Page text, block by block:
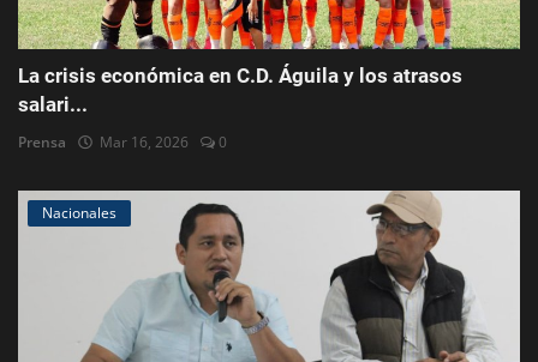
La crisis económica en C.D. Águila y los atrasos
salari...
Prensa Mar 16, 2026 0
Nacionales